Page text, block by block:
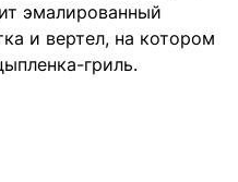
эмалированный
и вертел, на котором
гриль.